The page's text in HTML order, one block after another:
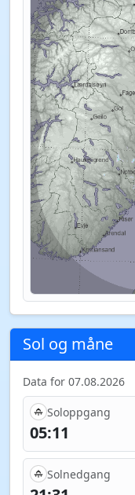
Sol og måne
Data for 07.08.2026
Soloppgang
05:11
Solnedgang